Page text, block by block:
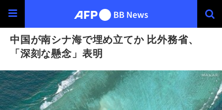
中国が南シナ海で埋め立てか 比外務省、
「深刻な懸念」表明